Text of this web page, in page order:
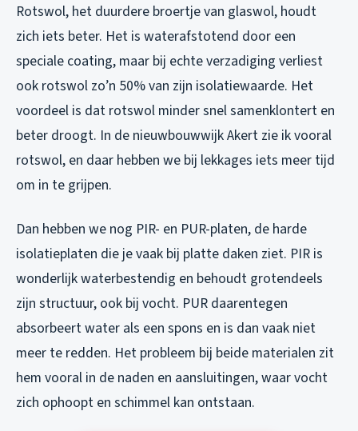
Rotswol, het duurdere broertje van glaswol, houdt
zich iets beter. Het is waterafstotend door een
speciale coating, maar bij echte verzadiging verliest
ook rotswol zo’n 50% van zijn isolatiewaarde. Het
voordeel is dat rotswol minder snel samenklontert en
beter droogt. In de nieuwbouwwijk Akert zie ik vooral
rotswol, en daar hebben we bij lekkages iets meer tijd
om in te grijpen.
Dan hebben we nog PIR- en PUR-platen, de harde
isolatieplaten die je vaak bij platte daken ziet. PIR is
wonderlijk waterbestendig en behoudt grotendeels
zijn structuur, ook bij vocht. PUR daarentegen
absorbeert water als een spons en is dan vaak niet
meer te redden. Het probleem bij beide materialen zit
hem vooral in de naden en aansluitingen, waar vocht
zich ophoopt en schimmel kan ontstaan.